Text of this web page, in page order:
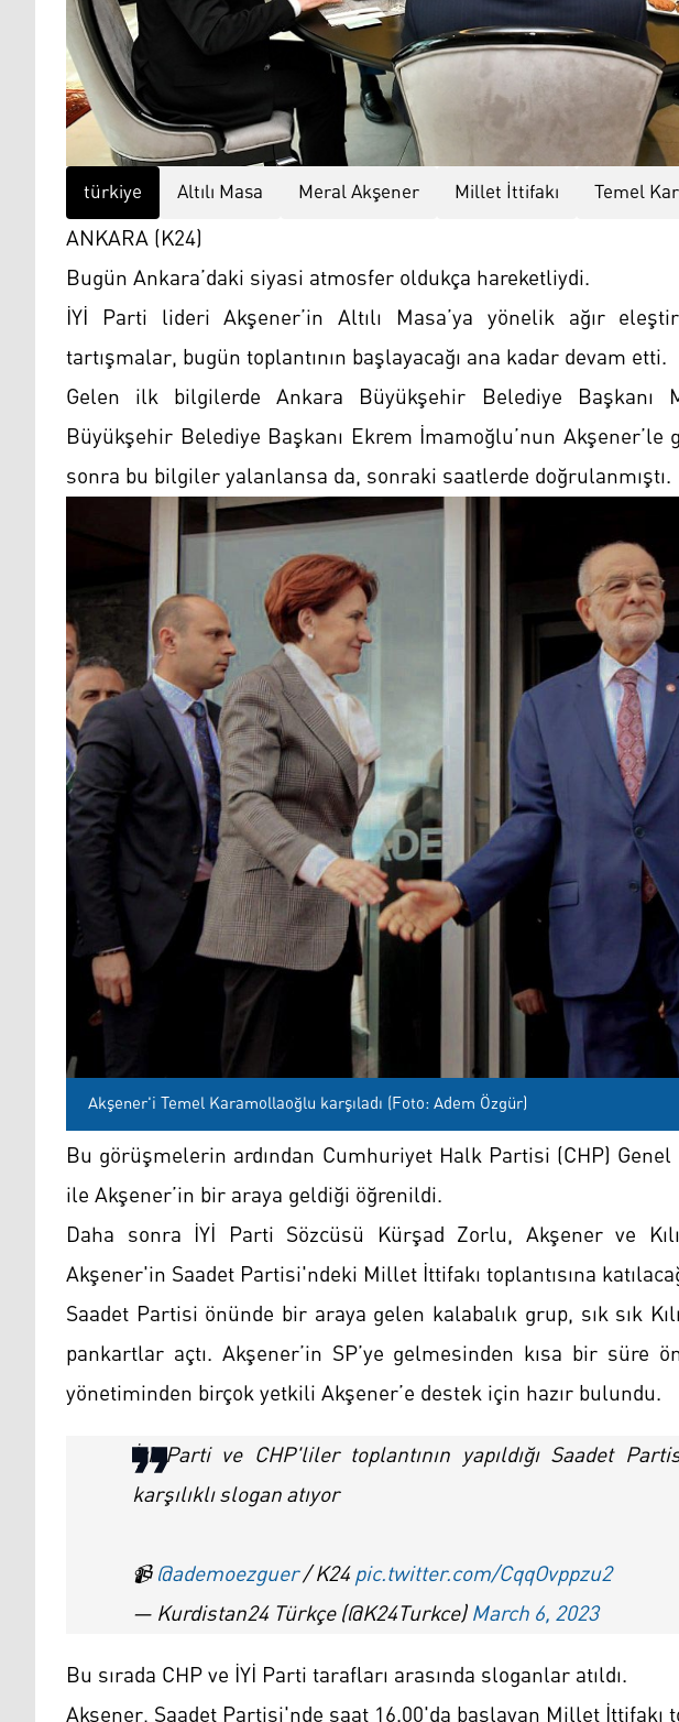
türkiye Altılı Masa Meral Akşener Millet İttifakı Temel
ANKARA (K24)
Bugün Ankara’daki siyasi atmosfer oldukça hareketliydi.
İYİ Parti lideri Akşener’in Altılı Masa’ya yönelik ağır
tartışmalar, bugün toplantının başlayacağı ana kadar devam etti.
Gelen ilk bilgilerde Ankara Büyükşehir Belediye Başkanı
Büyükşehir Belediye Başkanı Ekrem İmamoğlu’nun
sonra bu bilgiler yalanlansa da, sonraki saatlerde doğrulanmıştı.
Akşener'i Temel Karamollaoğlu karşıladı (Foto: Adem Özgür)
Bu görüşmelerin ardından Cumhuriyet Halk Partisi (CHP) Genel
ile Akşener’in bir araya geldiği öğrenildi.
Daha sonra İYİ Parti Sözcüsü Kürşad Zorlu, Akşener ve
Akşener'in Saadet Partisi'ndeki Millet İttifakı toplantısına
Saadet Partisi önünde bir araya gelen kalabalık grup, sık sık
pankartlar açtı. Akşener’in SP’ye gelmesinden kısa bir süre
yönetiminden birçok yetkili Akşener’e destek için hazır bulundu.
İyi Parti ve CHP'liler toplantının yapıldığı Saadet
karşılıklı slogan atıyor
📹@ademoezguer/ K24pic.twitter.com/CqqOvppzu2
— Kurdistan24 Türkçe (@K24Turkce)March 6, 2023
Bu sırada CHP ve İYİ Parti tarafları arasında sloganlar atıldı.